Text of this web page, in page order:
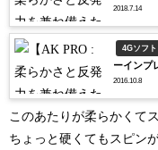
2018.7.14
4Gソフト
ーインプ
2016.10.8
このあたりが柔らかくて
ちょっと硬くてもスピン